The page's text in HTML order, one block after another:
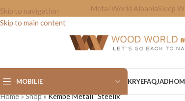
Skip to navigation
Skip to main content
Metal World AlbaniaSleep
MOBILIE KRYEFAQJA
Home»Shop»Kembe Metali “Steelix”